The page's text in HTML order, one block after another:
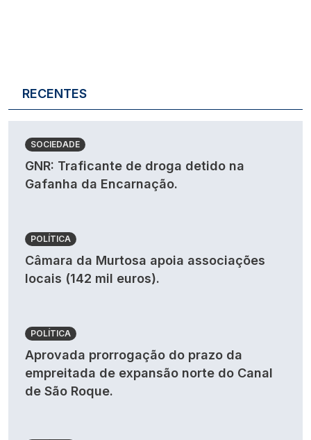
RECENTES
SOCIEDADE
GNR: Traficante de droga detido na
Gafanha da Encarnação.
POLÍTICA
Câmara da Murtosa apoia associações
locais (142 mil euros).
POLÍTICA
Aprovada prorrogação do prazo da
empreitada de expansão norte do Canal
de São Roque.